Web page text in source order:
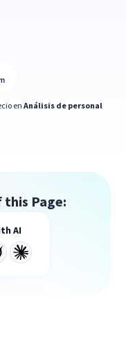
en Análisis de personal
this Page:
AI